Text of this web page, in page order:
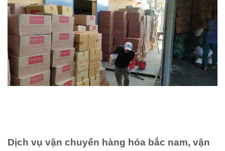
Dịch vụ vận chuyển hàng hóa bắc nam, vận